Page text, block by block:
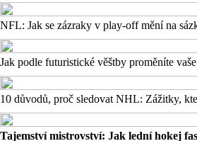
NFL: Jak se zázraky v play-off mění na
Jak podle futuristické věštby proměníte
10 důvodů, proč sledovat NHL: Zážitky,
Tajemství mistrovství: Jak lední hokej